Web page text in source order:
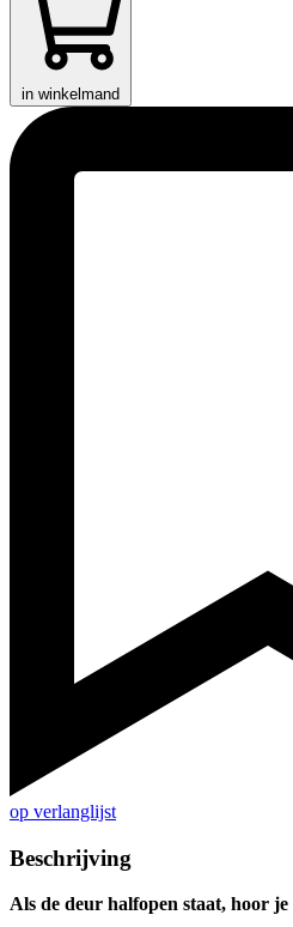
in winkelmand
op verlanglijst
Beschrijving
Als de deur halfopen staat, hoor